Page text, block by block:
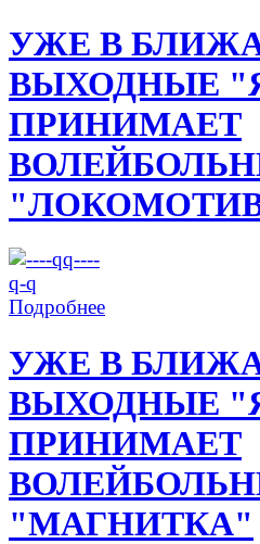
УЖЕ В
ВЫХОДНЫЕ
ПРИНИМАЕТ
Подробнее
УЖЕ В
ВЫХОДНЫЕ
ПРИНИМАЕТ
"МАГНИТКА"